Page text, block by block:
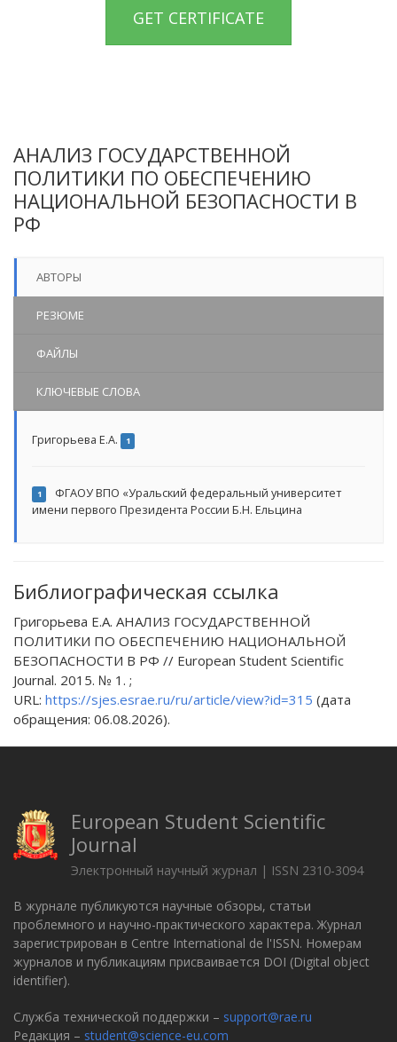
GET CERTIFICATE
АНАЛИЗ ГОСУДАРСТВЕННОЙ
ПОЛИТИКИ ПО ОБЕСПЕЧЕНИЮ
НАЦИОНАЛЬНОЙ БЕЗОПАСНОСТИ В
РФ
АВТОРЫ
РЕЗЮМЕ
ФАЙЛЫ
КЛЮЧЕВЫЕ СЛОВА
Григорьева Е.А. 1
1
ФГАОУ ВПО «Уральский федеральный университет
имени первого Президента России Б.Н. Ельцина
Библиографическая ссылка
Григорьева Е.А. АНАЛИЗ ГОСУДАРСТВЕННОЙ
ПОЛИТИКИ ПО ОБЕСПЕЧЕНИЮ НАЦИОНАЛЬНОЙ
БЕЗОПАСНОСТИ В РФ // European Student Scientific
Journal. 2015. № 1. ;
URL: https://sjes.esrae.ru/ru/article/view?id=315 (дата
обращения: 06.08.2026).
European Student Scientific
Journal
Электронный научный журнал | ISSN 2310-3094
В журнале публикуются научные обзоры, статьи
проблемного и научно-практического характера. Журнал
зарегистрирован в Centre International de l'ISSN. Номерам
журналов и публикациям присваивается DOI (Digital object
identifier).
Служба технической поддержки – support@rae.ru
Редакция – student@science-eu.com